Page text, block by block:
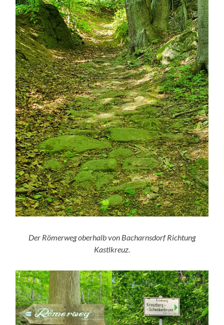
Der Römerweg oberhalb von Bacharnsdorf Richtung
Kastlkreuz.